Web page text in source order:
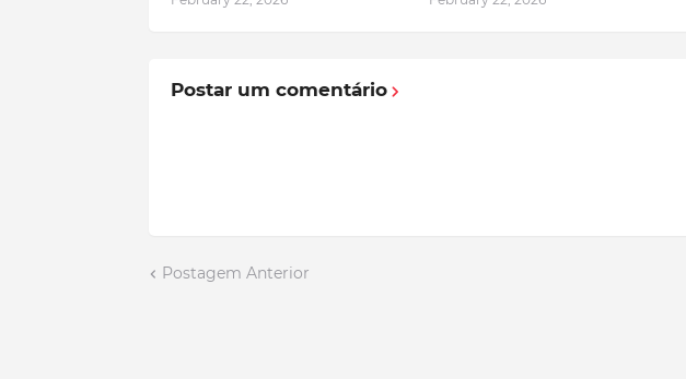
Postar um comentário
Postagem Anterior